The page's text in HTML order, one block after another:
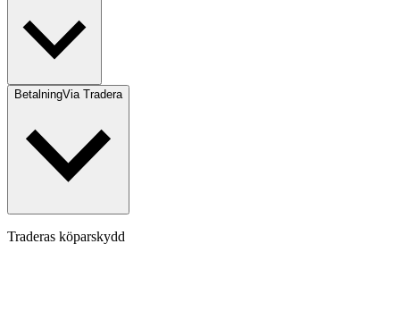
BetalningVia Tradera
Traderas köparskydd